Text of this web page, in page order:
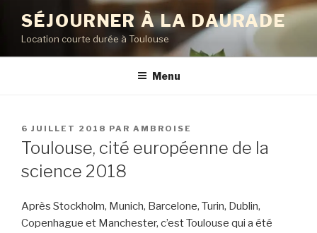
contenu
principal
SÉJOURNER À LA DAURADE
Location courte durée à Toulouse
Menu
PUBLIÉ
LE
6 JUILLET 2018 PAR AMBROISE
Toulouse, cité européenne de la
science 2018
Après Stockholm, Munich, Barcelone, Turin, Dublin,
Copenhague et Manchester, c’est Toulouse qui a été